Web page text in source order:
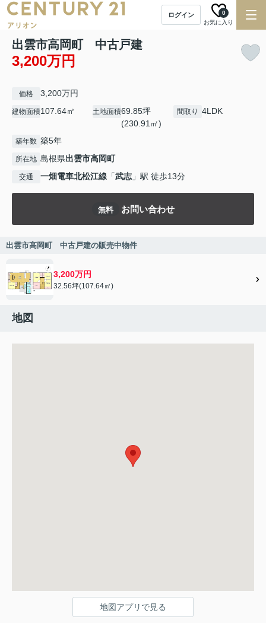
ログイン
お気に入り
0
出雲市高岡町 中古戸建
3,200万円
価格 3,200万円
建物面積107.64㎡ 土地面積69.85坪
(230.91㎡)
間取り 4LDK
築年数 築5年
所在地 島根県出雲市高岡町
交通 一畑電車北松江線 「武志 」駅 徒歩13分
無料 お問い合わせ
出雲市高岡町 中古戸建の販売中物件
3,200万円
32.56坪(107.64㎡)
地図
地図アプリで見る